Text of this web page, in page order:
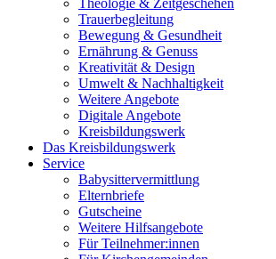
Theologie & Zeitgeschehen
Trauerbegleitung
Bewegung & Gesundheit
Ernährung & Genuss
Kreativität & Design
Umwelt & Nachhaltigkeit
Weitere Angebote
Digitale Angebote
Kreisbildungswerk
Das Kreisbildungswerk
Service
Babysittervermittlung
Elternbriefe
Gutscheine
Weitere Hilfsangebote
Für Teilnehmer:innen